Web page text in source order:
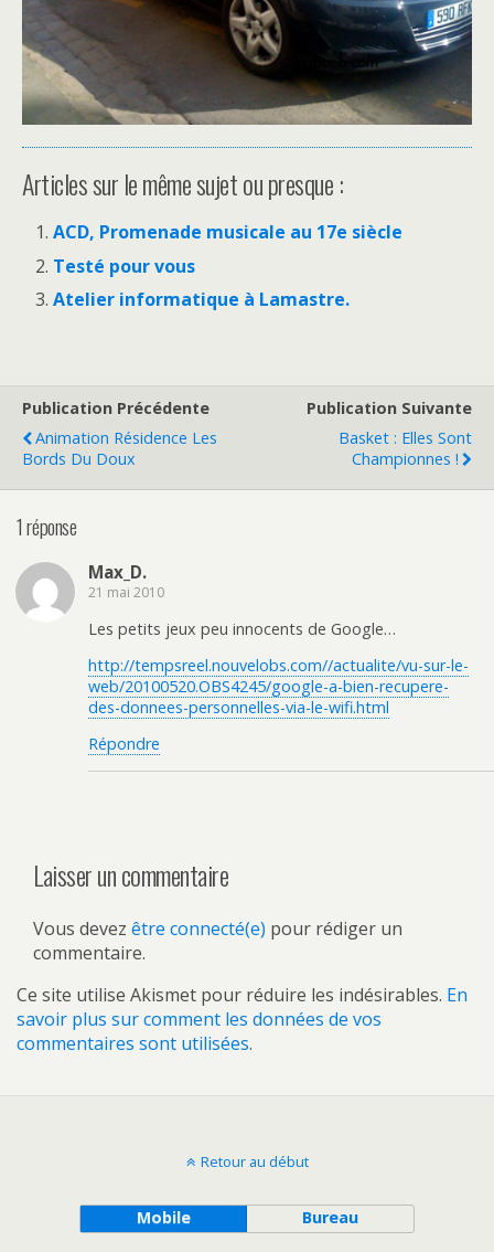
Articles sur le même sujet ou presque :
ACD, Promenade musicale au 17e siècle
Testé pour vous
Atelier informatique à Lamastre.
Publication Précédente
Animation Résidence Les
Bords Du Doux
Publication Suivante
Basket : Elles Sont
Championnes !
1 réponse
Max_D.
21 mai 2010
Les petits jeux peu innocents de Google…
http://tempsreel.nouvelobs.com//actualite/vu-sur-le-
web/20100520.OBS4245/google-a-bien-recupere-
des-donnees-personnelles-via-le-wifi.html
Répondre
Laisser un commentaire
Vous devez être connecté(e) pour rédiger un
commentaire.
Ce site utilise Akismet pour réduire les indésirables. En
savoir plus sur comment les données de vos
commentaires sont utilisées.
Retour au début
Mobile Bureau